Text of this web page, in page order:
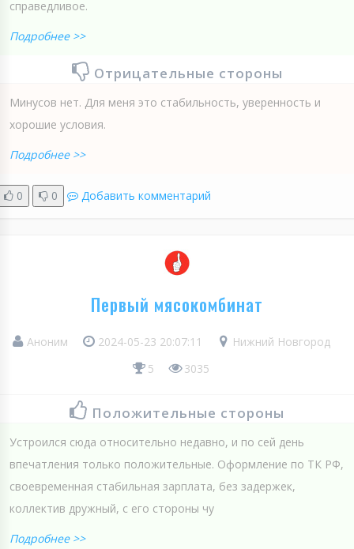
справедливое.
Подробнее >>
Отрицательные стороны
Минусов нет. Для меня это стабильность, уверенность и
хорошие условия.
Подробнее >>
0 0 Добавить комментарий
Первый мясокомбинат
Аноним 2024-05-23 20:07:11
Нижний Новгород
5
3035
Положительные стороны
Устроился сюда относительно недавно, и по сей день
впечатления только положительные. Оформление по ТК РФ,
своевременная стабильная зарплата, без задержек,
коллектив дружный, с его стороны чу
Подробнее >>